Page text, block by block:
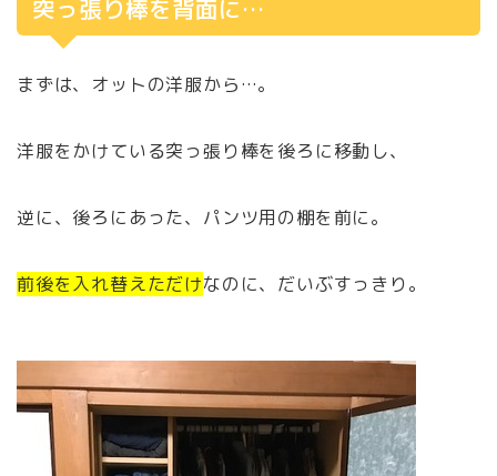
突っ張り棒を背面に…
まずは、オットの洋服から…。
洋服をかけている突っ張り棒を後ろに移動し、
逆に、後ろにあった、パンツ用の棚を前に。
前後を入れ替えただけなのに、だいぶすっきり。